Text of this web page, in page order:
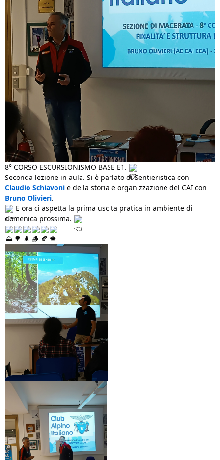
8° CORSO ESCURSIONISMO BASE E1.
Seconda lezione in aula. Si è parlato di Sentieristica con
Claudio Schiavoni e della storia e organizzazione del CAI con
Bruno Olivieri.
E ora ci aspetta la prima uscita pratica in ambiente di
domenica prossima.